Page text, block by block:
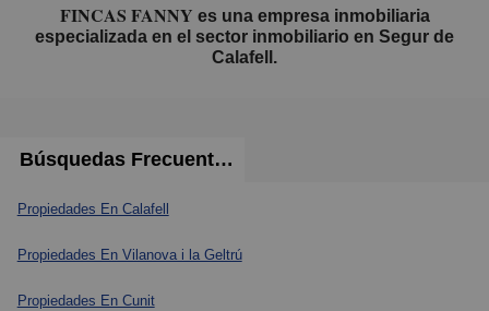
FINCAS FANNY es una empresa inmobiliaria
especializada en el sector inmobiliario en Segur de
Calafell.
Búsquedas Frecuentes
Propiedades En Calafell
Propiedades En Vilanova i la Geltrú
Propiedades En Cunit